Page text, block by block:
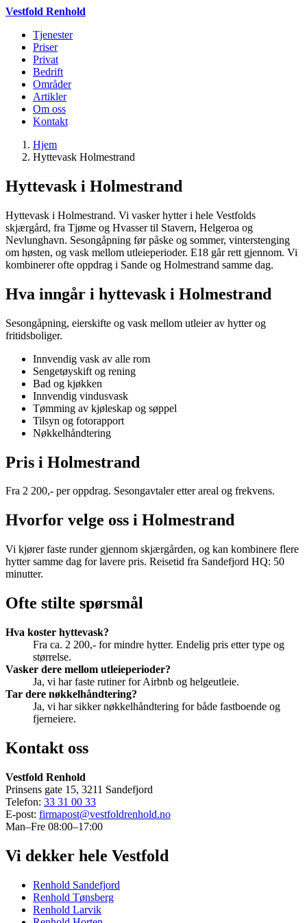
Vestfold Renhold
Tjenester
Priser
Privat
Bedrift
Områder
Artikler
Om oss
Kontakt
Hjem
Hyttevask Holmestrand
Hyttevask i Holmestrand
Hyttevask i Holmestrand. Vi vasker hytter i hele Vestfolds
skjærgård, fra Tjøme og Hvasser til Stavern, Helgeroa og
Nevlunghavn. Sesongåpning før påske og sommer, vinterstenging
om høsten, og vask mellom utleieperioder. E18 går rett gjennom. Vi
kombinerer ofte oppdrag i Sande og Holmestrand samme dag.
Hva inngår i hyttevask i Holmestrand
Sesongåpning, eierskifte og vask mellom utleier av hytter og
fritidsboliger.
Innvendig vask av alle rom
Sengetøyskift og rening
Bad og kjøkken
Innvendig vindusvask
Tømming av kjøleskap og søppel
Tilsyn og fotorapport
Nøkkelhåndtering
Pris i Holmestrand
Fra 2 200,- per oppdrag. Sesongavtaler etter areal og frekvens.
Hvorfor velge oss i Holmestrand
Vi kjører faste runder gjennom skjærgården, og kan kombinere flere
hytter samme dag for lavere pris. Reisetid fra Sandefjord HQ: 50
minutter.
Ofte stilte spørsmål
Hva koster hyttevask?
Fra ca. 2 200,- for mindre hytter. Endelig pris etter type og
størrelse.
Vasker dere mellom utleieperioder?
Ja, vi har faste rutiner for Airbnb og helgeutleie.
Tar dere nøkkelhåndtering?
Ja, vi har sikker nøkkelhåndtering for både fastboende og
fjerneiere.
Kontakt oss
Vestfold Renhold
Prinsens gate 15, 3211 Sandefjord
Telefon: 33 31 00 33
E-post: firmapost@vestfoldrenhold.no
Man–Fre 08:00–17:00
Vi dekker hele Vestfold
Renhold Sandefjord
Renhold Tønsberg
Renhold Larvik